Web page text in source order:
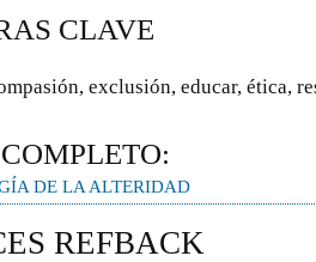
CLAVE
exclusión, educar, ética,
DE LA ALTERIDAD
REFBACK